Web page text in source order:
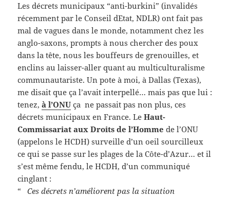
Les décrets municipaux “anti-burkini” (invalidés
récemment par le Conseil dEtat, NDLR) ont fait pas
mal de vagues dans le monde, notamment chez les
anglo-saxons, prompts à nous chercher des poux
dans la tête, nous les bouffeurs de grenouilles, et
enclins au laisser-aller quant au multiculturalisme
communautariste. Un pote à moi, à Dallas (Texas),
me disait que ça l’avait interpellé… mais pas que lui :
tenez, à l’ONU ça ne passait pas non plus, ces
décrets municipaux en France. LeHaut-
Commissariat aux Droits de l’Homme de l’ONU
(appelons le HCDH) surveille d’un oeil sourcilleux
ce qui se passe sur les plages de la Côte-d’Azur… et il
s’est même fendu, le HCDH, d’un communiqué
cinglant :
“ Ces décrets n’améliorent pas la situation